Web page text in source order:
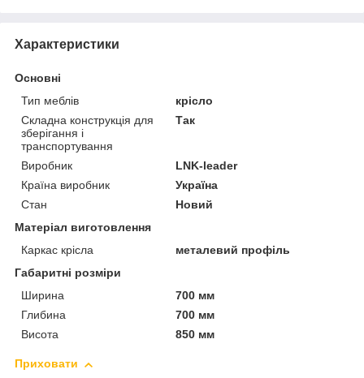
Характеристики
Основні
Тип меблів
крісло
Складна конструкція для
зберігання і
транспортування
Так
Виробник
LNK-leader
Країна виробник
Україна
Стан
Новий
Матеріал виготовлення
Каркас крісла
металевий профіль
Габаритні розміри
Ширина
700 мм
Глибина
700 мм
Висота
850 мм
Приховати